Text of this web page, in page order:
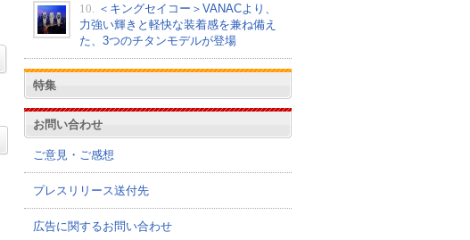
10.
＜キングセイコー＞VANACより、
力強い輝きと軽快な装着感を兼ね備え
た、3つのチタンモデルが登場
特集
お問い合わせ
ご意見・ご感想
プレスリリース送付先
広告に関するお問い合わせ